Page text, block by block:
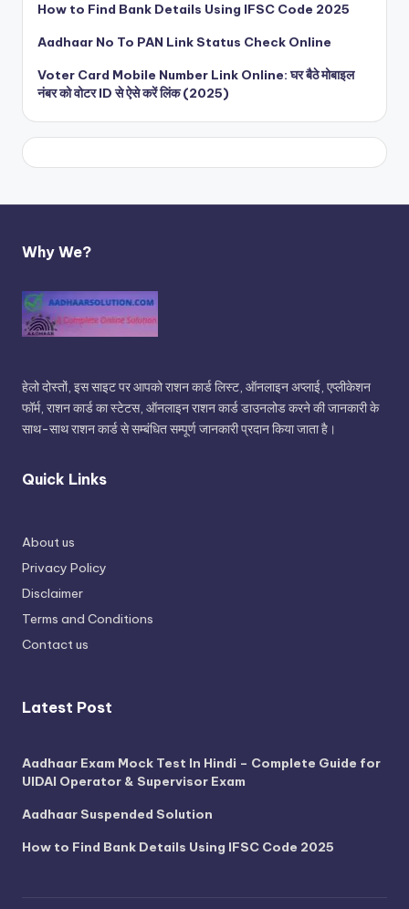
How to Find Bank Details Using IFSC Code 2025
Aadhaar No To PAN Link Status Check Online
Voter Card Mobile Number Link Online: घर बैठे मोबाइल
नंबर को वोटर ID से ऐसे करें लिंक (2025)
Why We?
हेलो दोस्तों, इस साइट पर आपको राशन कार्ड लिस्ट, ऑनलाइन अप्लाई, एप्लीकेशन
फॉर्म, राशन कार्ड का स्टेटस, ऑनलाइन राशन कार्ड डाउनलोड करने की जानकारी के
साथ-साथ राशन कार्ड से सम्बंधित सम्पूर्ण जानकारी प्रदान किया जाता है।
Quick Links
About us
Privacy Policy
Disclaimer
Terms and Conditions
Contact us
Latest Post
Aadhaar Exam Mock Test In Hindi – Complete Guide for
UIDAI Operator & Supervisor Exam
Aadhaar Suspended Solution
How to Find Bank Details Using IFSC Code 2025